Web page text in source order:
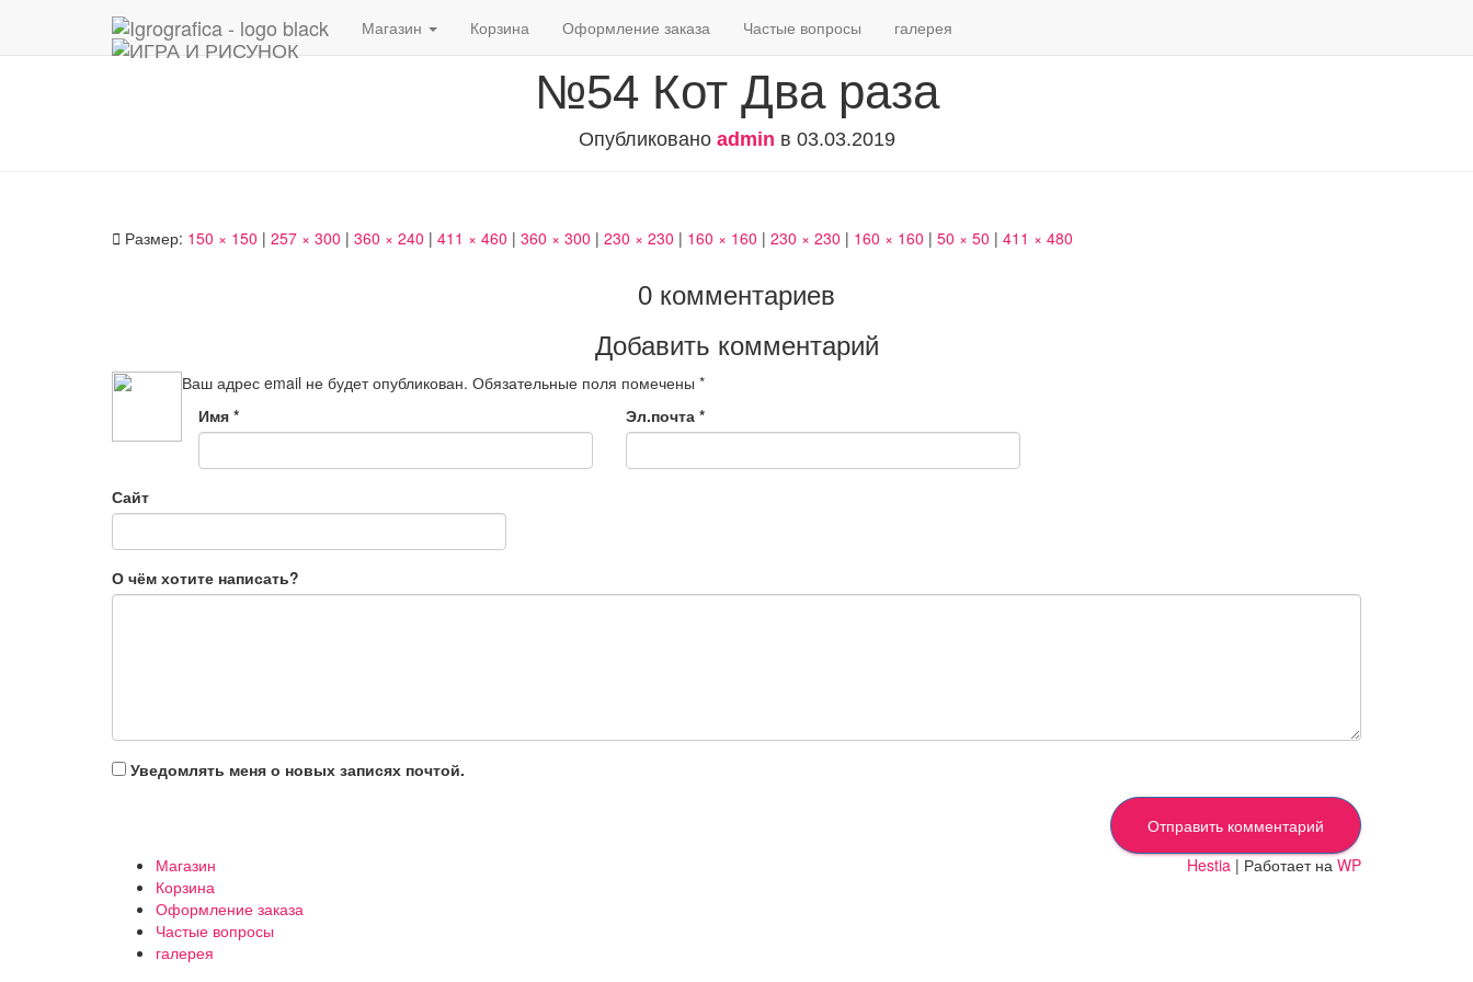
Магазин Корзина Оформление заказа Частые вопросы галерея
№54 Кот Два раза
Опубликовано admin в 03.03.2019
Размер: 150 × 150 | 257 × 300 | 360 × 240 | 411 × 460 | 360 × 300 | 230 × 230 | 160 × 160 | 230 × 230 | 160 × 160 | 50 × 50 | 411 × 480
0 комментариев
Добавить комментарий
Ваш адрес email не будет опубликован. Обязательные поля помечены *
Имя * Эл.почта *
Сайт
О чём хотите написать?
Уведомлять меня о новых записях почтой.
Магазин
Корзина
Оформление заказа
Частые вопросы
галерея
Hestia | Работает на WP